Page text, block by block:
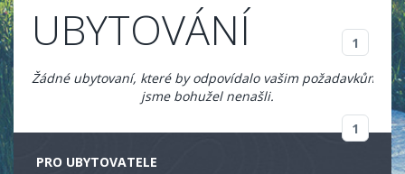
UBYTOVÁNÍ 1
Žádné ubytovaní, které by odpovídalo vašim požadavkům,
jsme bohužel nenašli.
1
PRO UBYTOVATELE